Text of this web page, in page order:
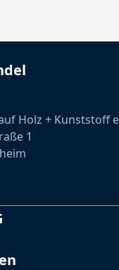
Holz + Kunststoff
1